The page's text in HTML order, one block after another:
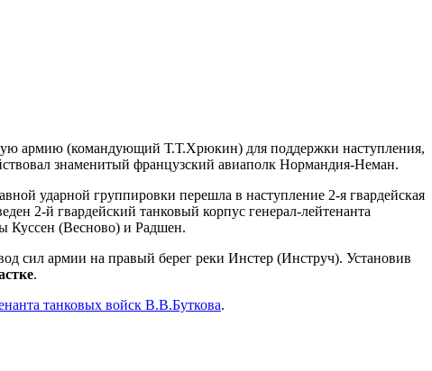
армию (командующий Т.Т.Хрюкин) для поддержки наступления,
знаменитый французский авиаполк Нормандия-Неман.
ударной группировки перешла в наступление 2-я гвардейская
2-й гвардейский танковый корпус генерал-лейтенанта
Куссен (Весново) и Радшен.
сил армии на правый берег реки Инстер (Инструч). Установив
.
танковых войск В.В.Буткова.